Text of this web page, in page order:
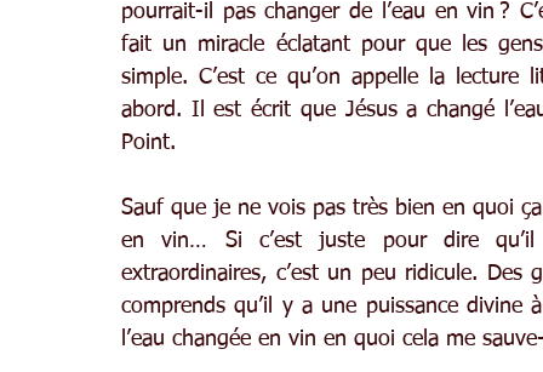
pourrait-il pas changer de l’eau en vin ?
fait un miracle éclatant pour que les
simple. C’est ce qu’on appelle la
abord. Il est écrit que Jésus a changé
Point.
Sauf que je ne vois pas très bien en quoi
en vin… Si c’est juste pour dire
extraordinaires, c’est un peu ridicule.
comprends qu’il y a une puissance divine
l’eau changée en vin en quoi cela me